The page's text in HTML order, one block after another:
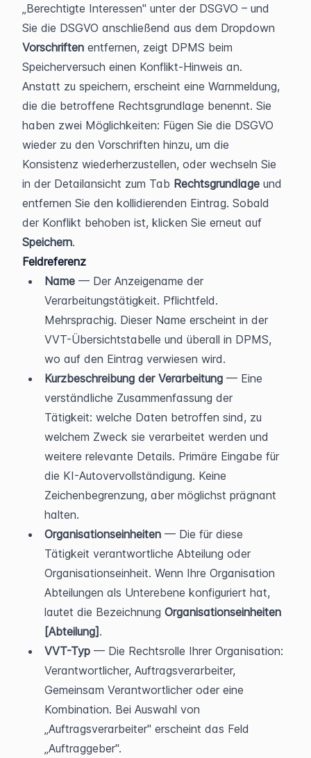
„Berechtigte Interessen" unter der DSGVO – und
Vorschriften entfernen, zeigt DPMS beim
Speicherversuch einen Konflikt-Hinweis an.
Anstatt zu speichern, erscheint eine Warnmeldung,
die die betroffene Rechtsgrundlage benennt. Sie
haben zwei Möglichkeiten: Fügen Sie die DSGVO
wieder zu den Vorschriften hinzu, um die
Konsistenz wiederherzustellen, oder wechseln Sie
in der Detailansicht zum Tab Rechtsgrundlage und
entfernen Sie den kollidierenden Eintrag. Sobald
Speichern.
Feldreferenz
Name — Der Anzeigename der
Verarbeitungstätigkeit. Pflichtfeld.
Mehrsprachig. Dieser Name erscheint in der
VVT-Übersichtstabelle und überall in DPMS,
wo auf den Eintrag verwiesen wird.
Kurzbeschreibung der Verarbeitung — Eine
verständliche Zusammenfassung der
Tätigkeit: welche Daten betroffen sind, zu
welchem Zweck sie verarbeitet werden und
weitere relevante Details. Primäre Eingabe für
die KI-Autovervollständigung. Keine
Zeichenbegrenzung, aber möglichst prägnant
halten.
Organisationseinheiten — Die für diese
Tätigkeit verantwortliche Abteilung oder
Organisationseinheit. Wenn Ihre Organisation
Abteilungen als Unterebene konfiguriert hat,
lautet die Bezeichnung Organisationseinheiten
[Abteilung].
VVT-Typ — Die Rechtsrolle Ihrer Organisation:
Verantwortlicher, Auftragsverarbeiter,
Gemeinsam Verantwortlicher oder eine
Kombination. Bei Auswahl von
„Auftragsverarbeiter" erscheint das Feld
„Auftraggeber".